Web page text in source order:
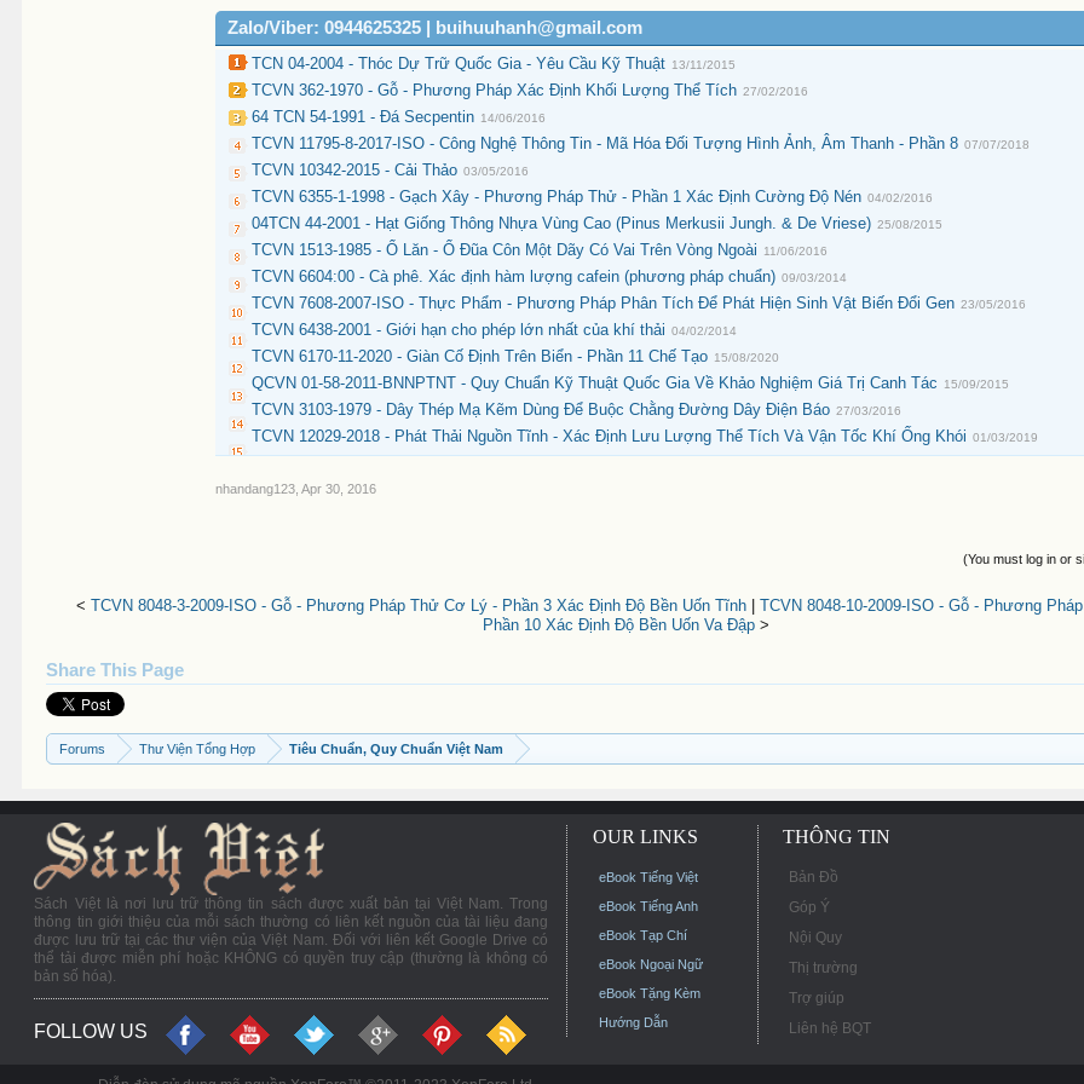
Zalo/Viber: 0944625325 | buihuuhanh@gmail.com
TCN 04-2004 - Thóc Dự Trữ Quốc Gia - Yêu Cầu Kỹ Thuật 13/11/2015
TCVN 362-1970 - Gỗ - Phương Pháp Xác Định Khối Lượng Thể Tích 27/02/2016
64 TCN 54-1991 - Đá Secpentin 14/06/2016
TCVN 11795-8-2017-ISO - Công Nghệ Thông Tin - Mã Hóa Đối Tượng Hình Ảnh, Âm Thanh - Phần 8 07/07/2018
TCVN 10342-2015 - Cải Thảo 03/05/2016
TCVN 6355-1-1998 - Gạch Xây - Phương Pháp Thử - Phần 1 Xác Định Cường Độ Nén 04/02/2016
04TCN 44-2001 - Hạt Giống Thông Nhựa Vùng Cao (Pinus Merkusii Jungh. & De Vriese) 25/08/2015
TCVN 1513-1985 - Ổ Lăn - Ổ Đũa Côn Một Dãy Có Vai Trên Vòng Ngoài 11/06/2016
TCVN 6604:00 - Cà phê. Xác định hàm lượng cafein (phương pháp chuẩn) 09/03/2014
TCVN 7608-2007-ISO - Thực Phẩm - Phương Pháp Phân Tích Để Phát Hiện Sinh Vật Biến Đổi Gen 23/05/2016
TCVN 6438-2001 - Giới hạn cho phép lớn nhất của khí thải 04/02/2014
TCVN 6170-11-2020 - Giàn Cố Định Trên Biển - Phần 11 Chế Tạo 15/08/2020
QCVN 01-58-2011-BNNPTNT - Quy Chuẩn Kỹ Thuật Quốc Gia Về Khảo Nghiệm Giá Trị Canh Tác 15/09/2015
TCVN 3103-1979 - Dây Thép Mạ Kẽm Dùng Để Buộc Chằng Đường Dây Điện Báo 27/03/2016
TCVN 12029-2018 - Phát Thải Nguồn Tĩnh - Xác Định Lưu Lượng Thể Tích Và Vận Tốc Khí Ống Khói 01/03/2019
nhandang123 Apr 30, 2016
(You must log in or
< TCVN 8048-3-2009-ISO - Gỗ - Phương Pháp Thử Cơ Lý - Phần 3 Xác Định Độ Bền Uốn Tĩnh
TCVN 8048-10-2009-ISO - Gỗ - Phương
Phần 10 Xác Định Độ Bền Uốn Va Đập>
Share This Page
Forums Thư Viện Tổng Hợp Tiêu Chuẩn, Quy Chuẩn Việt Nam
Sách Việt là nơi lưu trữ thông tin sách được xuất bản tại Việt Nam. Trong
thông tin giới thiệu của mỗi sách thường có liên kết nguồn của tài liệu đang
được lưu trữ tại các thư viện của Việt Nam. Đối với liên kết Google Drive có
thể tải được miễn phí hoặc KHÔNG có quyền truy cập (thường là không có
bản số hóa).
FOLLOW US
OUR LINKS
eBook Tiếng Việt
eBook Tiếng Anh
eBook Tạp Chí
eBook Ngoại Ngữ
eBook Tặng Kèm
Hướng Dẫn
THÔNG TIN
Bản Đồ
Góp Ý
Nội Quy
Thị trường
Trợ giúp
Liên hệ BQT